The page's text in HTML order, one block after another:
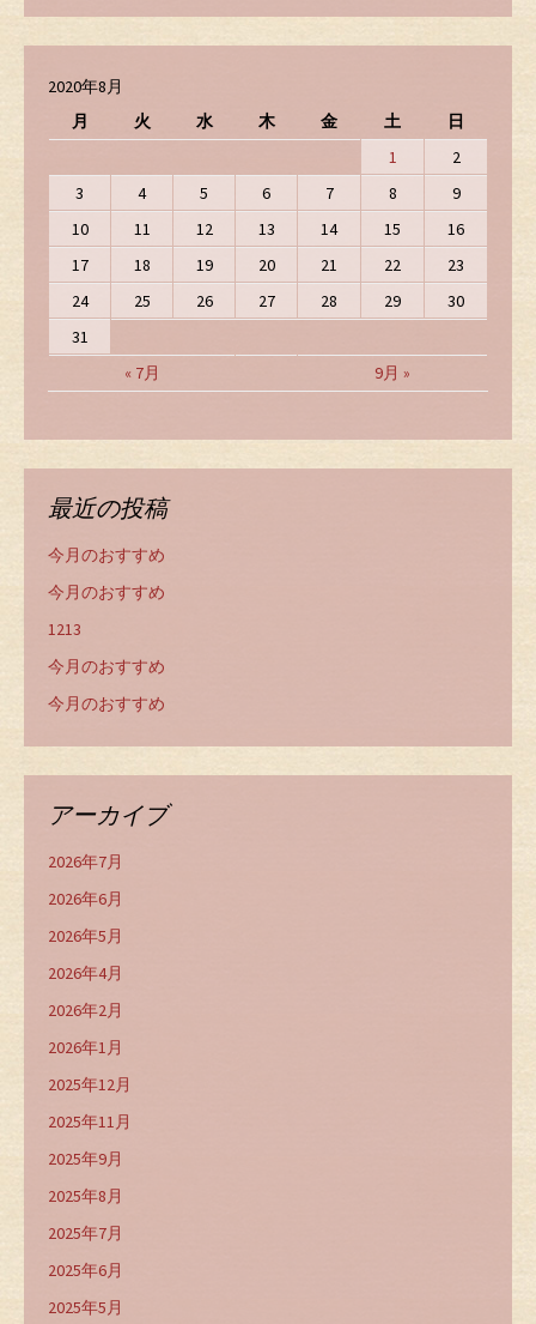
2020年8月
月
火 水 木 金 土 日
« 7月 9月 »
1
2
3
4 5 6 7 8
9
10
11 12 13 14 15
16
17
18 19 20 21 22
23
24
25 26 27 28 29
30
31
最近の投稿
今月のおすすめ
今月のおすすめ
1213
今月のおすすめ
今月のおすすめ
アーカイブ
2026年7月
2026年6月
2026年5月
2026年4月
2026年2月
2026年1月
2025年12月
2025年11月
2025年9月
2025年8月
2025年7月
2025年6月
2025年5月